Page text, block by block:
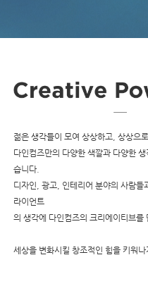
젊은 생각들이 모여 상상하고, 상상으
다인컴즈만의 다양한 색깔과 다양한
습니다.
디자인, 광고, 인테리어 분야의 사람들
라이언트
의 생각에 다인컴즈의 크리에이티브를
세상을 변화시킬 창조적인 힘을 키워나